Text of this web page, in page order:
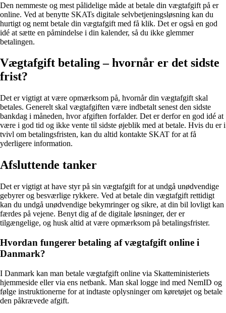
Den nemmeste og mest pålidelige måde at betale din vægtafgift på er
online. Ved at benytte SKATs digitale selvbetjeningsløsning kan du
hurtigt og nemt betale din vægtafgift med få klik. Det er også en god
idé at sætte en påmindelse i din kalender, så du ikke glemmer
betalingen.
Vægtafgift betaling – hvornår er det sidste
frist?
Det er vigtigt at være opmærksom på, hvornår din vægtafgift skal
betales. Generelt skal vægtafgiften være indbetalt senest den sidste
bankdag i måneden, hvor afgiften forfalder. Det er derfor en god idé at
være i god tid og ikke vente til sidste øjeblik med at betale. Hvis du er i
tvivl om betalingsfristen, kan du altid kontakte SKAT for at få
yderligere information.
Afsluttende tanker
Det er vigtigt at have styr på sin vægtafgift for at undgå unødvendige
gebyrer og besværlige rykkere. Ved at betale din vægtafgift rettidigt
kan du undgå unødvendige bekymringer og sikre, at din bil lovligt kan
færdes på vejene. Benyt dig af de digitale løsninger, der er
tilgængelige, og husk altid at være opmærksom på betalingsfrister.
Hvordan fungerer betaling af vægtafgift online i
Danmark?
I Danmark kan man betale vægtafgift online via Skatteministeriets
hjemmeside eller via ens netbank. Man skal logge ind med NemID og
følge instruktionerne for at indtaste oplysninger om køretøjet og betale
den påkrævede afgift.